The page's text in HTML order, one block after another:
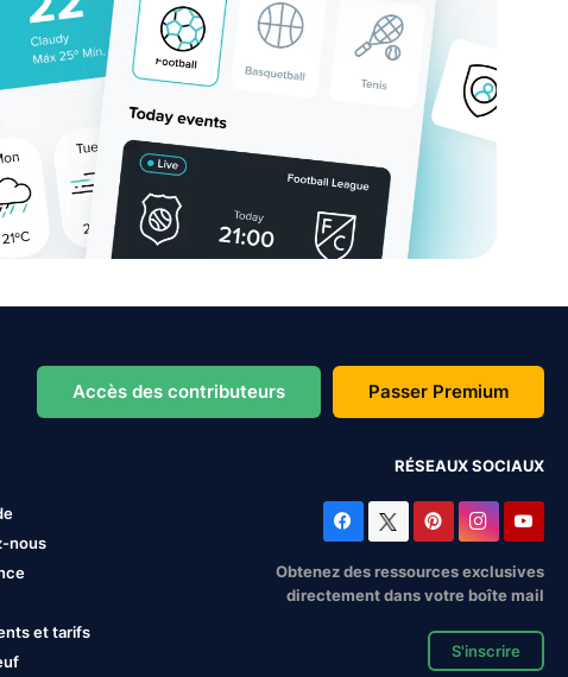
Accès des contributeurs Passer Premium
nous
et tarifs
RÉSEAUX SOCIAUX
Obtenez des ressources exclusives
directement dans votre boîte mail
S'inscrire